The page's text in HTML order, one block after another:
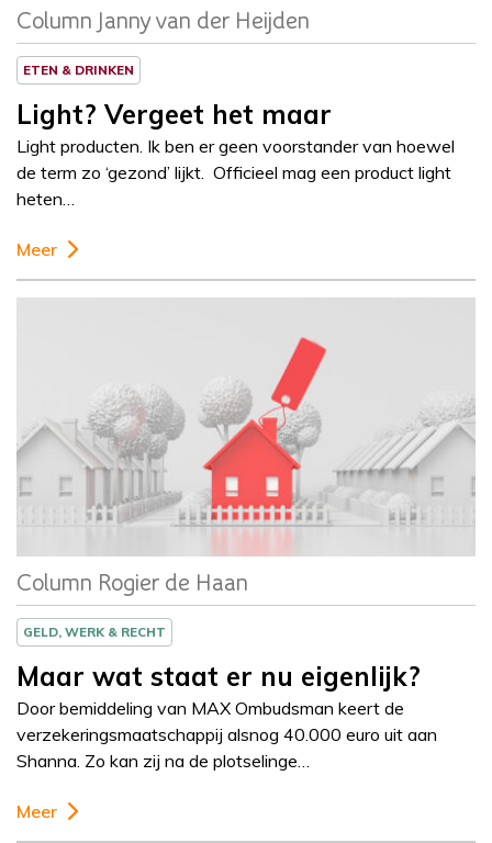
Column Janny van der Heijden
ETEN & DRINKEN
Light? Vergeet het maar
Light producten. Ik ben er geen voorstander van hoewel
de term zo ‘gezond’ lijkt. Officieel mag een product light
heten…
Meer
Column
Rogier de Haan
Column Rogier de Haan
GELD, WERK & RECHT
Maar wat staat er nu eigenlijk?
Door bemiddeling van MAX Ombudsman keert de
verzekeringsmaatschappij alsnog 40.000 euro uit aan
Shanna. Zo kan zij na de plotselinge…
Meer